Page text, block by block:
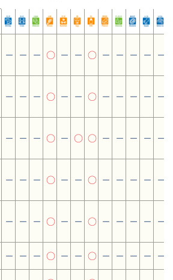
－ － － ○ － － ○ － － － － －
－ － － ○ － － ○ － － － － －
－ － － ○ － ○ ○ － － － － －
－ － － ○ － － ○ － － － － －
－ － － ○ － － ○ － － － － －
－ － － ○ － － ○ － － － － －